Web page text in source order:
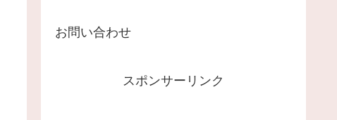
お問い合わせ
スポンサーリンク